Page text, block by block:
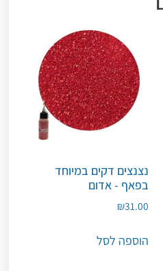
נצנצים דקים במיוחד
בפאף - אדום
₪31.00
הוספה לסל